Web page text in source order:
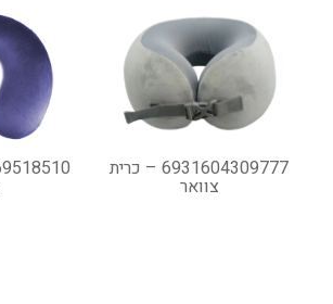
6931604309777 – כרית
צוואר